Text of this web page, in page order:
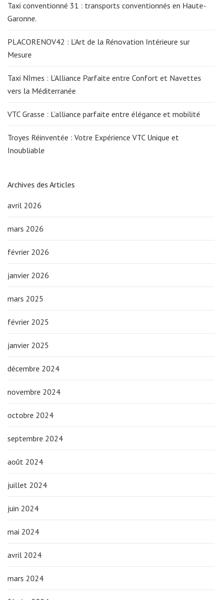
Taxi conventionné 31 : transports conventionnés en Haute-
Garonne.
PLACORENOV42 : L’Art de la Rénovation Intérieure sur
Mesure
Taxi Nîmes : L’Alliance Parfaite entre Confort et Navettes
vers la Méditerranée
VTC Grasse : L’alliance parfaite entre élégance et mobilité
Troyes Réinventée : Votre Expérience VTC Unique et
Inoubliable
Archives des Articles
avril 2026
mars 2026
février 2026
janvier 2026
mars 2025
février 2025
janvier 2025
décembre 2024
novembre 2024
octobre 2024
septembre 2024
août 2024
juillet 2024
juin 2024
mai 2024
avril 2024
mars 2024